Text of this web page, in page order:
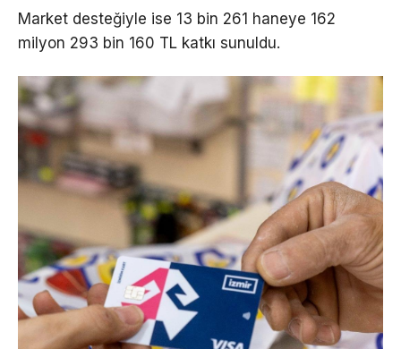
Market desteğiyle ise 13 bin 261 haneye 162
milyon 293 bin 160 TL katkı sunuldu.